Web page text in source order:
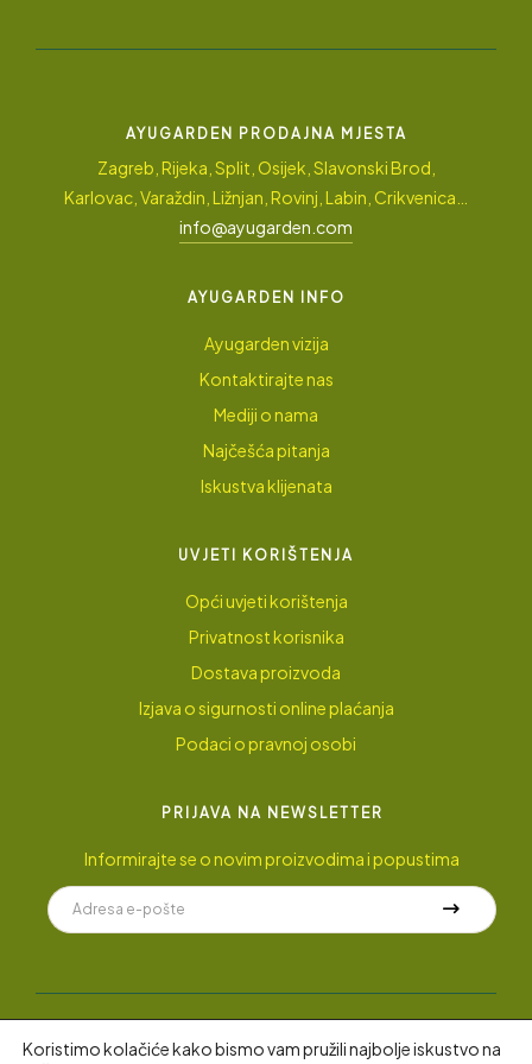
AYUGARDEN PRODAJNA MJESTA
Zagreb, Rijeka, Split, Osijek, Slavonski Brod,
Karlovac, Varaždin, Ližnjan, Rovinj, Labin, Crikvenica…
info@ayugarden.com
AYUGARDEN INFO
Ayugarden vizija
Kontaktirajte nas
Mediji o nama
Najčešća pitanja
Iskustva klijenata
UVJETI KORIŠTENJA
Opći uvjeti korištenja
Privatnost korisnika
Dostava proizvoda
Izjava o sigurnosti online plaćanja
Podaci o pravnoj osobi
PRIJAVA NA NEWSLETTER
Informirajte se o novim proizvodima i popustima
Koristimo kolačiće kako bismo vam pružili najbolje iskustvo na